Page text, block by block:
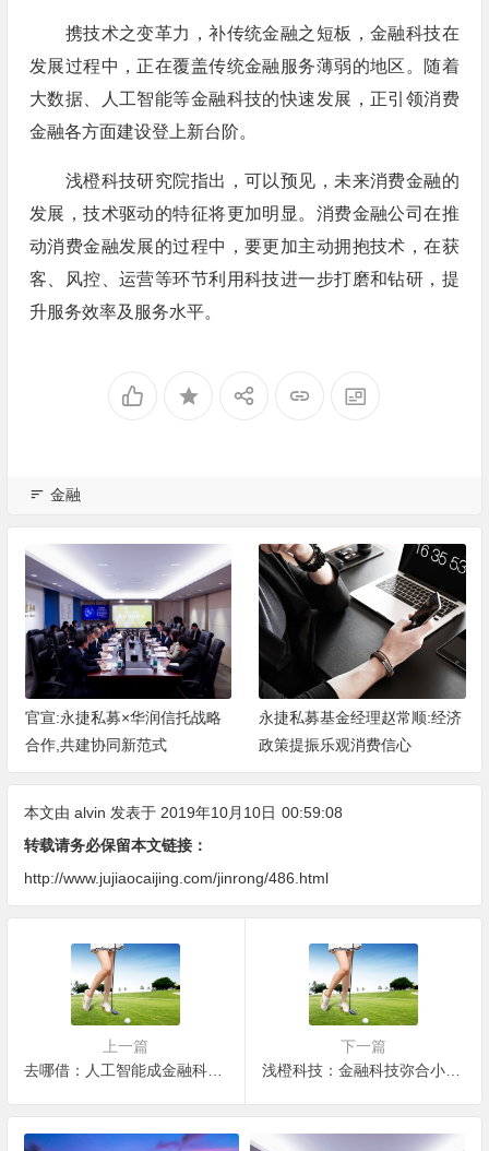
携技术之变革力，补传统金融之短板，金融科技在
发展过程中，正在覆盖传统金融服务薄弱的地区。随着
大数据、人工智能等金融科技的快速发展，正引领消费
金融各方面建设登上新台阶。
浅橙科技研究院指出，可以预见，未来消费金融的
发展，技术驱动的特征将更加明显。消费金融公司在推
动消费金融发展的过程中，要更加主动拥抱技术，在获
客、风控、运营等环节利用科技进一步打磨和钻研，提
升服务效率及服务水平。
金融
×华润信托战略
新范式
永捷私募基金经理赵常顺:经济
政策提振乐观消费信心
中国平安重磅
联体”，创新
改造服务”
本文由 alvin 发表于 2019年10月10日 00:59:08
转载请务必保留本文链接：
http://www.jujiaocaijing.com/jinrong/486.html
上一篇
去哪借：人工智能成金融科技必争之地
下一篇
浅橙科技：金融科技弥合小微贷款缺口